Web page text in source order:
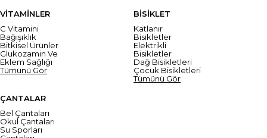
VİTAMİNLER
C Vitamini
Bağışıklık
Bitkisel Ürünler
Glukozamin Ve
Eklem Sağlığı
Tümünü Gör
BİSİKLET
Katlanır
Bisikletler
Elektrikli
Bisikletler
Dağ Bisikletleri
Çocuk Bisikletleri
Tümünü Gör
ÇANTALAR
Bel Çantaları
Okul Çantaları
Su Sporları